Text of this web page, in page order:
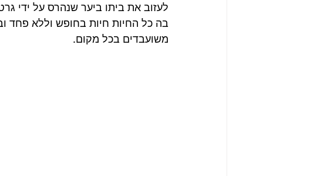
לעזוב את ביתו ביער שנהרס על ידי
בה כל החיות חיות בחופש וללא פחד
משועבדים בכל מקום.